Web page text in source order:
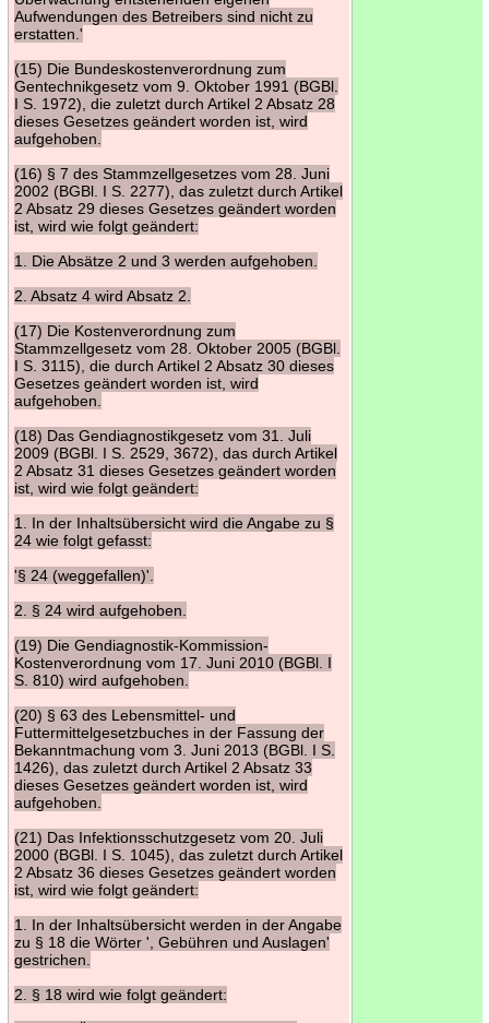
Aufwendungen des Betreibers sind nicht zu
erstatten.'
(15) Die Bundeskostenverordnung zum
Gentechnikgesetz vom 9. Oktober 1991 (BGBl.
I S. 1972), die zuletzt durch Artikel 2 Absatz 28
dieses Gesetzes geändert worden ist, wird
aufgehoben.
(16) § 7 des Stammzellgesetzes vom 28. Juni
2002 (BGBl. I S. 2277), das zuletzt durch Artikel
2 Absatz 29 dieses Gesetzes geändert worden
ist, wird wie folgt geändert:
1. Die Absätze 2 und 3 werden aufgehoben.
2. Absatz 4 wird Absatz 2.
(17) Die Kostenverordnung zum
Stammzellgesetz vom 28. Oktober 2005 (BGBl.
I S. 3115), die durch Artikel 2 Absatz 30 dieses
Gesetzes geändert worden ist, wird
aufgehoben.
(18) Das Gendiagnostikgesetz vom 31. Juli
2009 (BGBl. I S. 2529, 3672), das durch Artikel
2 Absatz 31 dieses Gesetzes geändert worden
ist, wird wie folgt geändert:
1. In der Inhaltsübersicht wird die Angabe zu §
24 wie folgt gefasst:
'§ 24 (weggefallen)'.
2. § 24 wird aufgehoben.
(19) Die Gendiagnostik-Kommission-
Kostenverordnung vom 17. Juni 2010 (BGBl. I
S. 810) wird aufgehoben.
(20) § 63 des Lebensmittel- und
Futtermittelgesetzbuches in der Fassung der
Bekanntmachung vom 3. Juni 2013 (BGBl. I S.
1426), das zuletzt durch Artikel 2 Absatz 33
dieses Gesetzes geändert worden ist, wird
aufgehoben.
(21) Das Infektionsschutzgesetz vom 20. Juli
2000 (BGBl. I S. 1045), das zuletzt durch Artikel
2 Absatz 36 dieses Gesetzes geändert worden
ist, wird wie folgt geändert:
1. In der Inhaltsübersicht werden in der Angabe
zu § 18 die Wörter ', Gebühren und Auslagen'
gestrichen.
2. § 18 wird wie folgt geändert: